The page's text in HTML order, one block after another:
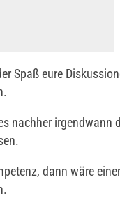
Spaß eure
nachher irgendwann
dann wäre